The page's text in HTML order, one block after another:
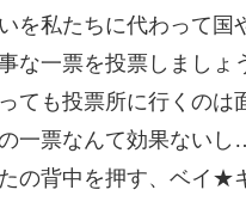
を私たちに代わって国
な一票を投票しましょ
ても投票所に行くのは
一票なんて効果ないし
の背中を押す、ベイ★